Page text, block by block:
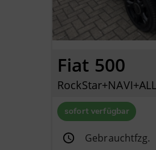
Fiat 500
sofort verfügbar
Gebrauchtfzg.